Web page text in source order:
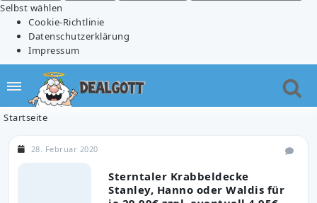
Selbst wählen
Cookie-Richtlinie
Datenschutzerklärung
Impressum
Startseite
Sterntaler Krabbeldecke
Stanley, Hanno oder Waldis für
28. Februar 2020